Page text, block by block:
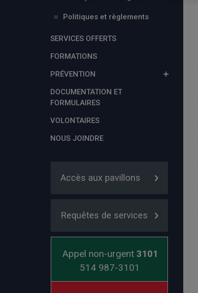
Politiques et règlements
SERVICES OFFERTS
FORMATIONS
PRÉVENTION
DOCUMENTATION ET
FORMULAIRES
VOLONTAIRES
NOUS JOINDRE
Accès aux pavillons
Requêtes de services
Appel non-urgent 3101
514 987-3101